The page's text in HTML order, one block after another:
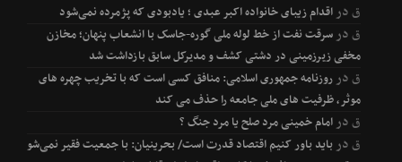
قدراقدام زیبای خانواده اکبر عبدی ؛ یادبودی که پژمرده نمی‌شود
قدرسرقت نفت از خط لوله ملی گوره-جاسک با انشعاب پنهان؛ مخازن
مخفی زیرزمینی در دشتی کشف و مدیرکل سابق بازداشت شد
قدرروزنامه جمهوری اسلامی: منافق کسی است که با تخریب چهره های
موثر، ظرفیت های ملی جامعه را حذف می کند
قدرامام خمینی مرد صلح یا مرد جنگ ؟
قدرباید باور کنیم اقتصاد قدرت است/ بحرینیان: با جمعیت فقیر نمی‌شود